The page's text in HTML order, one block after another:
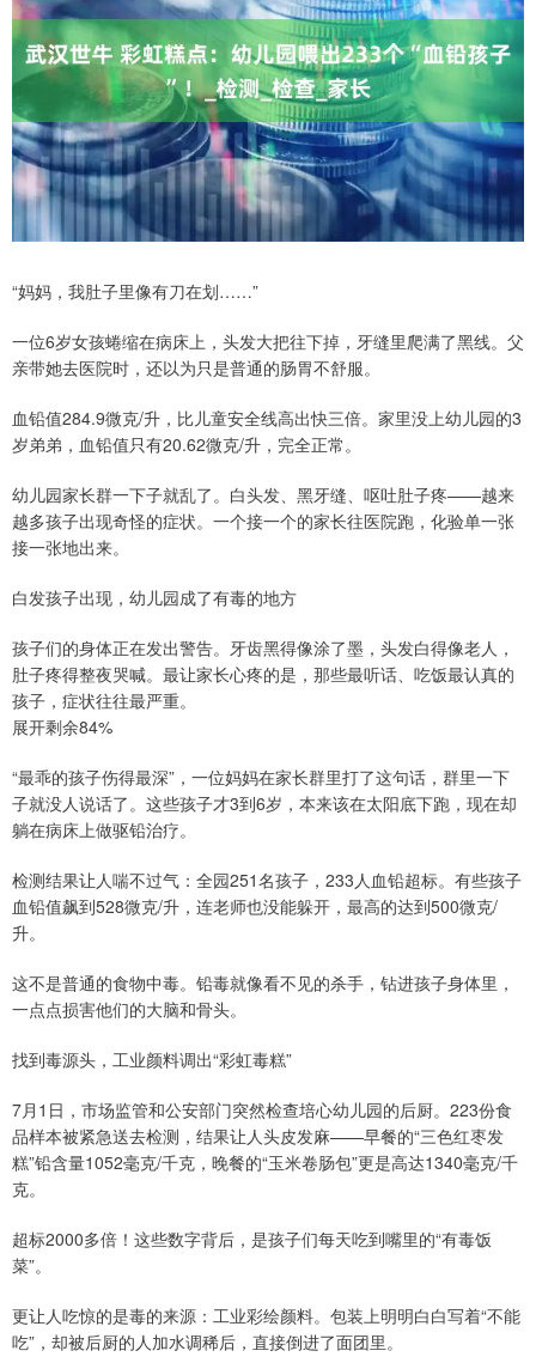
“妈妈，我肚子里像有刀在划……”
一位6岁女孩蜷缩在病床上，头发大把往下掉，牙缝里爬满了黑线。父
亲带她去医院时，还以为只是普通的肠胃不舒服。
血铅值284.9微克/升，比儿童安全线高出快三倍。家里没上幼儿园的3
岁弟弟，血铅值只有20.62微克/升，完全正常。
幼儿园家长群一下子就乱了。白头发、黑牙缝、呕吐肚子疼——越来
越多孩子出现奇怪的症状。一个接一个的家长往医院跑，化验单一张
接一张地出来。
白发孩子出现，幼儿园成了有毒的地方
孩子们的身体正在发出警告。牙齿黑得像涂了墨，头发白得像老人，
肚子疼得整夜哭喊。最让家长心疼的是，那些最听话、吃饭最认真的
孩子，症状往往最严重。
展开剩余84%
“最乖的孩子伤得最深”，一位妈妈在家长群里打了这句话，群里一下
子就没人说话了。这些孩子才3到6岁，本来该在太阳底下跑，现在却
躺在病床上做驱铅治疗。
检测结果让人喘不过气：全园251名孩子，233人血铅超标。有些孩子
血铅值飙到528微克/升，连老师也没能躲开，最高的达到500微克/
升。
这不是普通的食物中毒。铅毒就像看不见的杀手，钻进孩子身体里，
一点点损害他们的大脑和骨头。
找到毒源头，工业颜料调出“彩虹毒糕”
7月1日，市场监管和公安部门突然检查培心幼儿园的后厨。223份食
品样本被紧急送去检测，结果让人头皮发麻——早餐的“三色红枣发
糕”铅含量1052毫克/千克，晚餐的“玉米卷肠包”更是高达1340毫克/千
克。
超标2000多倍！这些数字背后，是孩子们每天吃到嘴里的“有毒饭
菜”。
更让人吃惊的是毒的来源：工业彩绘颜料。包装上明明白白写着“不能
吃”，却被后厨的人加水调稀后，直接倒进了面团里。